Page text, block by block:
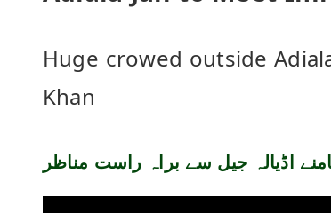
Huge crowed outside
Khan
اڈیالہ جیل سے براہ راست مناظر